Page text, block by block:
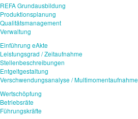
REFA Grundausbildung
Produktionsplanung
Qualitätsmanagement
Verwaltung
Einführung eAkte
Leistungsgrad / Zeitaufnahme
Stellenbeschreibungen
Entgeltgestaltung
Verschwendungsanalyse / Multimomentaufnahme
Wertschöpfung
Betriebsräte
Führungskräfte